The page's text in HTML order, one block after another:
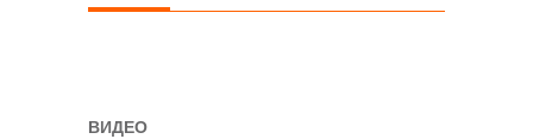
ВИДЕО